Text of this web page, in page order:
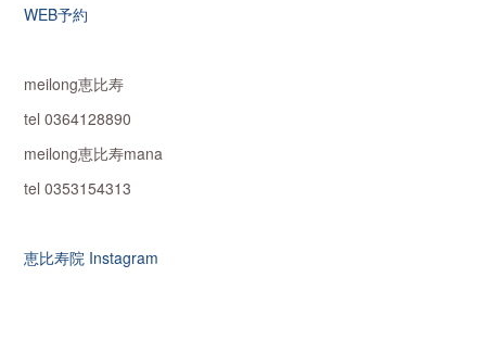
WEB予約
meilong恵比寿
tel 0364128890
meilong恵比寿mana
tel 0353154313
恵比寿院 Instagram